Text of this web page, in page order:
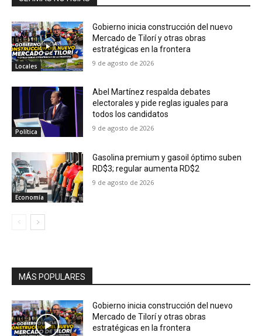
Locales
Gobierno inicia construcción del nuevo
Mercado de Tilorí y otras obras
estratégicas en la frontera
9 de agosto de 2026
Política
Abel Martínez respalda debates
electorales y pide reglas iguales para
todos los candidatos
9 de agosto de 2026
Economía
Gasolina premium y gasoil óptimo suben
RD$3; regular aumenta RD$2
9 de agosto de 2026
MÁS POPULARES
Gobierno inicia construcción del nuevo
Mercado de Tilorí y otras obras
estratégicas en la frontera